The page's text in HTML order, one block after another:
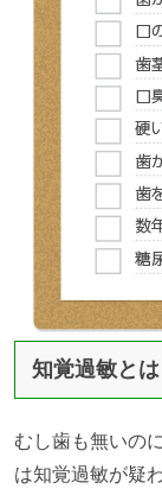
知覚過敏とは
むし歯も無いの
は知覚過敏が疑